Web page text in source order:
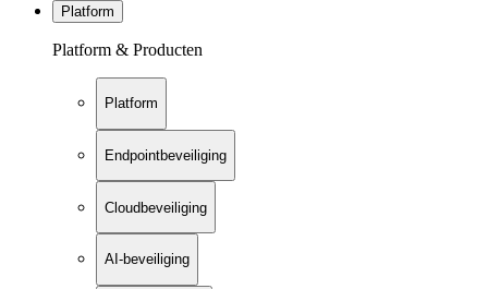
Platform
Platform & Producten
Platform
Endpointbeveiliging
Cloudbeveiliging
AI-beveiliging